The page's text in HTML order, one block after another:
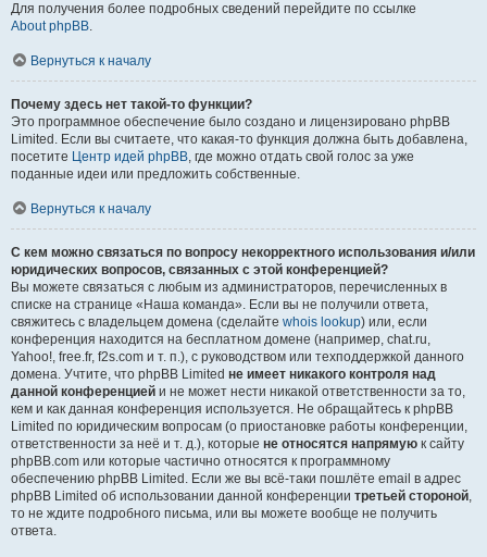
Для получения более подробных сведений перейдите по ссылке
About phpBB.
Вернуться к началу
Почему здесь нет такой-то функции?
Это программное обеспечение было создано и лицензировано phpBB
Limited. Если вы считаете, что какая-то функция должна быть добавлена,
посетите Центр идей phpBB, где можно отдать свой голос за уже
поданные идеи или предложить собственные.
Вернуться к началу
С кем можно связаться по вопросу некорректного использования и/или
юридических вопросов, связанных с этой конференцией?
Вы можете связаться с любым из администраторов, перечисленных в
списке на странице «Наша команда». Если вы не получили ответа,
свяжитесь с владельцем домена (сделайте whois lookup) или, если
конференция находится на бесплатном домене (например, chat.ru,
Yahoo!, free.fr, f2s.com и т. п.), с руководством или техподдержкой данного
домена. Учтите, что phpBB Limited не имеет никакого контроля над
данной конференцией и не может нести никакой ответственности за то,
кем и как данная конференция используется. Не обращайтесь к phpBB
Limited по юридическим вопросам (о приостановке работы конференции,
ответственности за неё и т. д.), которые не относятся напрямую к сайту
phpBB.com или которые частично относятся к программному
обеспечению phpBB Limited. Если же вы всё-таки пошлёте email в адрес
phpBB Limited об использовании данной конференции третьей стороной,
то не ждите подробного письма, или вы можете вообще не получить
ответа.